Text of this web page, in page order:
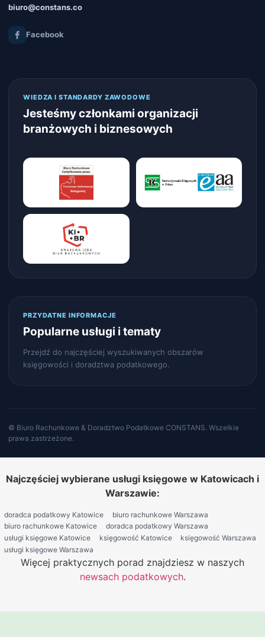
biuro@constans.co
Facebook
WIEDZA I STANDARDY ZAWODOWE
Jesteśmy członkami organizacji
branżowych i biznesowych
PRZYDATNE INFORMACJE
Popularne usługi i tematy
Przejdź do najczęściej wyszukiwanych obszarów
księgowości i doradztwa podatkowego.
© Biuro Rachunkowe & Doradztwo Podatkowe CONSTANS. Wszelkie
prawa zastrzeżone.
Najczęściej wybierane usługi księgowe w Katowicach i
Warszawie:
doradca podatkowy Katowice
biuro rachunkowe Warszawa
biuro rachunkowe Katowice
doradca podatkowy Warszawa
usługi księgowe Katowice
księgowość Katowice
księgowość Warszawa
usługi księgowe Warszawa
Więcej praktycznych porad znajdziesz w naszych
newsach podatkowych.